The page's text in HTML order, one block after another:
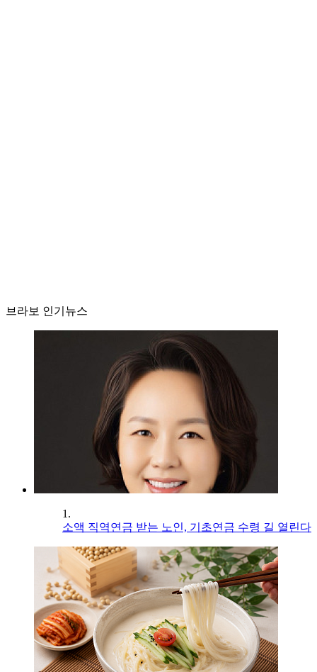
브라보 인기뉴스
1.
소액 직역연금 받는 노인, 기초연금 수령 길 열린다